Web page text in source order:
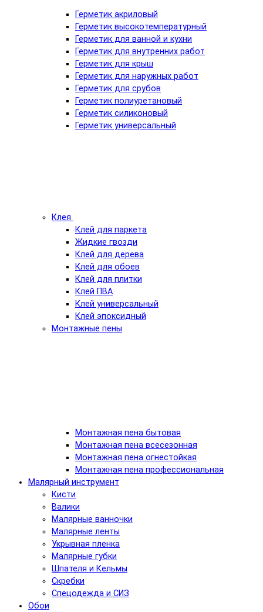
Герметик акриловый
Герметик высокотемпературный
Герметик для ванной и кухни
Герметик для внутренних работ
Герметик для крыш
Герметик для наружных работ
Герметик для срубов
Герметик полиуретановый
Герметик силиконовый
Герметик универсальный
Клея
Клей для паркета
Жидкие гвозди
Клей для дерева
Клей для обоев
Клей для плитки
Клей ПВА
Клей универсальный
Клей эпоксидный
Монтажные пены
Монтажная пена бытовая
Монтажная пена всесезонная
Монтажная пена огнестойкая
Монтажная пена профессиональная
Малярный инструмент
Кисти
Валики
Малярные ванночки
Малярные ленты
Укрывная пленка
Малярные губки
Шпателя и Кельмы
Скребки
Спецодежда и СИЗ
Обои